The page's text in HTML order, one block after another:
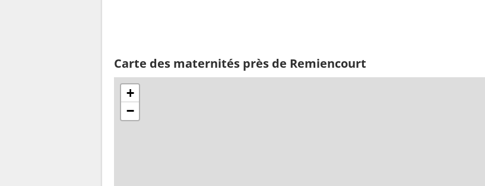
Carte des maternités près de Remiencourt
+
−